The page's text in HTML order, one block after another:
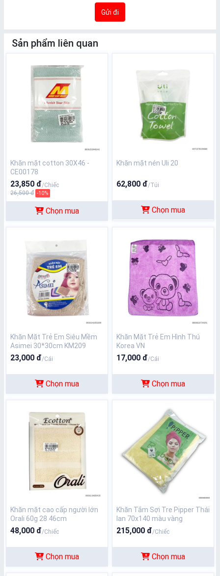
Gửi đi
Sản phẩm liên quan
Khăn mặt cotton 30X46 -
CE00178
23,850 đ/Chiếc
26,500 đ -10%
Chọn mua
Khăn mặt nén Uli 20
62,800 đ/Túi
Chọn mua
Khăn Mặt Trẻ Em Siêu Mềm
Asimei 30*30cm KM209
23,000 đ/Cái
Chọn mua
Khăn Mặt Trẻ Em Hình Thú
Korea VN
17,000 đ/Cái
Chọn mua
Khăn mặt cao cấp người lớn
Orali 60g 28 46cm
48,000 đ/Chiếc
Chọn mua
Khăn Tắm Sợi Tre Pipper Thái
lan 70x140 màu vàng
215,000 đ/Chiếc
Chọn mua